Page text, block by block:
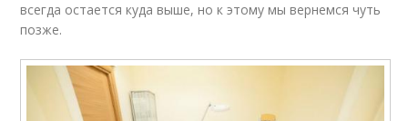
всегда остается куда выше, но к этому мы вернемся чуть
позже.